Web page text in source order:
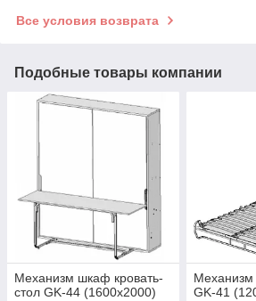
Все условия возврата
Подобные товары компании
Механизм шкаф кровать-
стол GK-44 (1600х2000)
Механизм
GK-41